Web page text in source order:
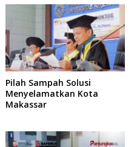
Pilah Sampah Solusi
Menyelamatkan Kota
Makassar